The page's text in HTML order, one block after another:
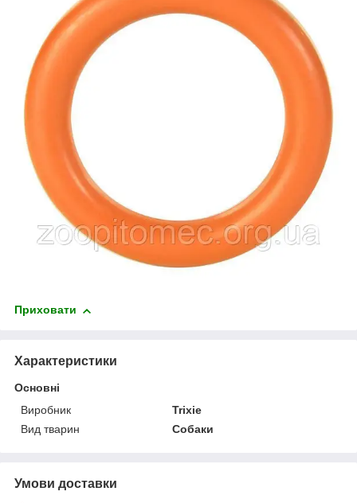
Приховати
Характеристики
Основні
Виробник
Trixie
Вид тварин
Собаки
Умови доставки